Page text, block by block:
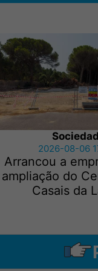
2026-08-06
Arrancou a
ampliação do
Casais da